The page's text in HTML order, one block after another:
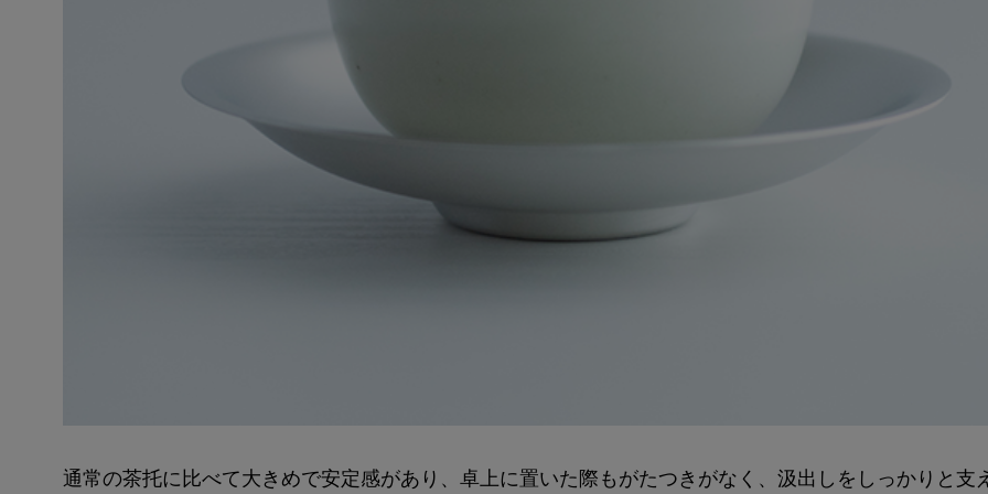
通常の茶托に比べて大きめで安定感があり、卓上に置いた際もがたつきがなく、汲出しをしっかりと支